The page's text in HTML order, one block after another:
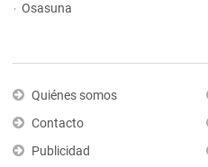
Osasuna
Quiénes somos
Contacto
Publicidad